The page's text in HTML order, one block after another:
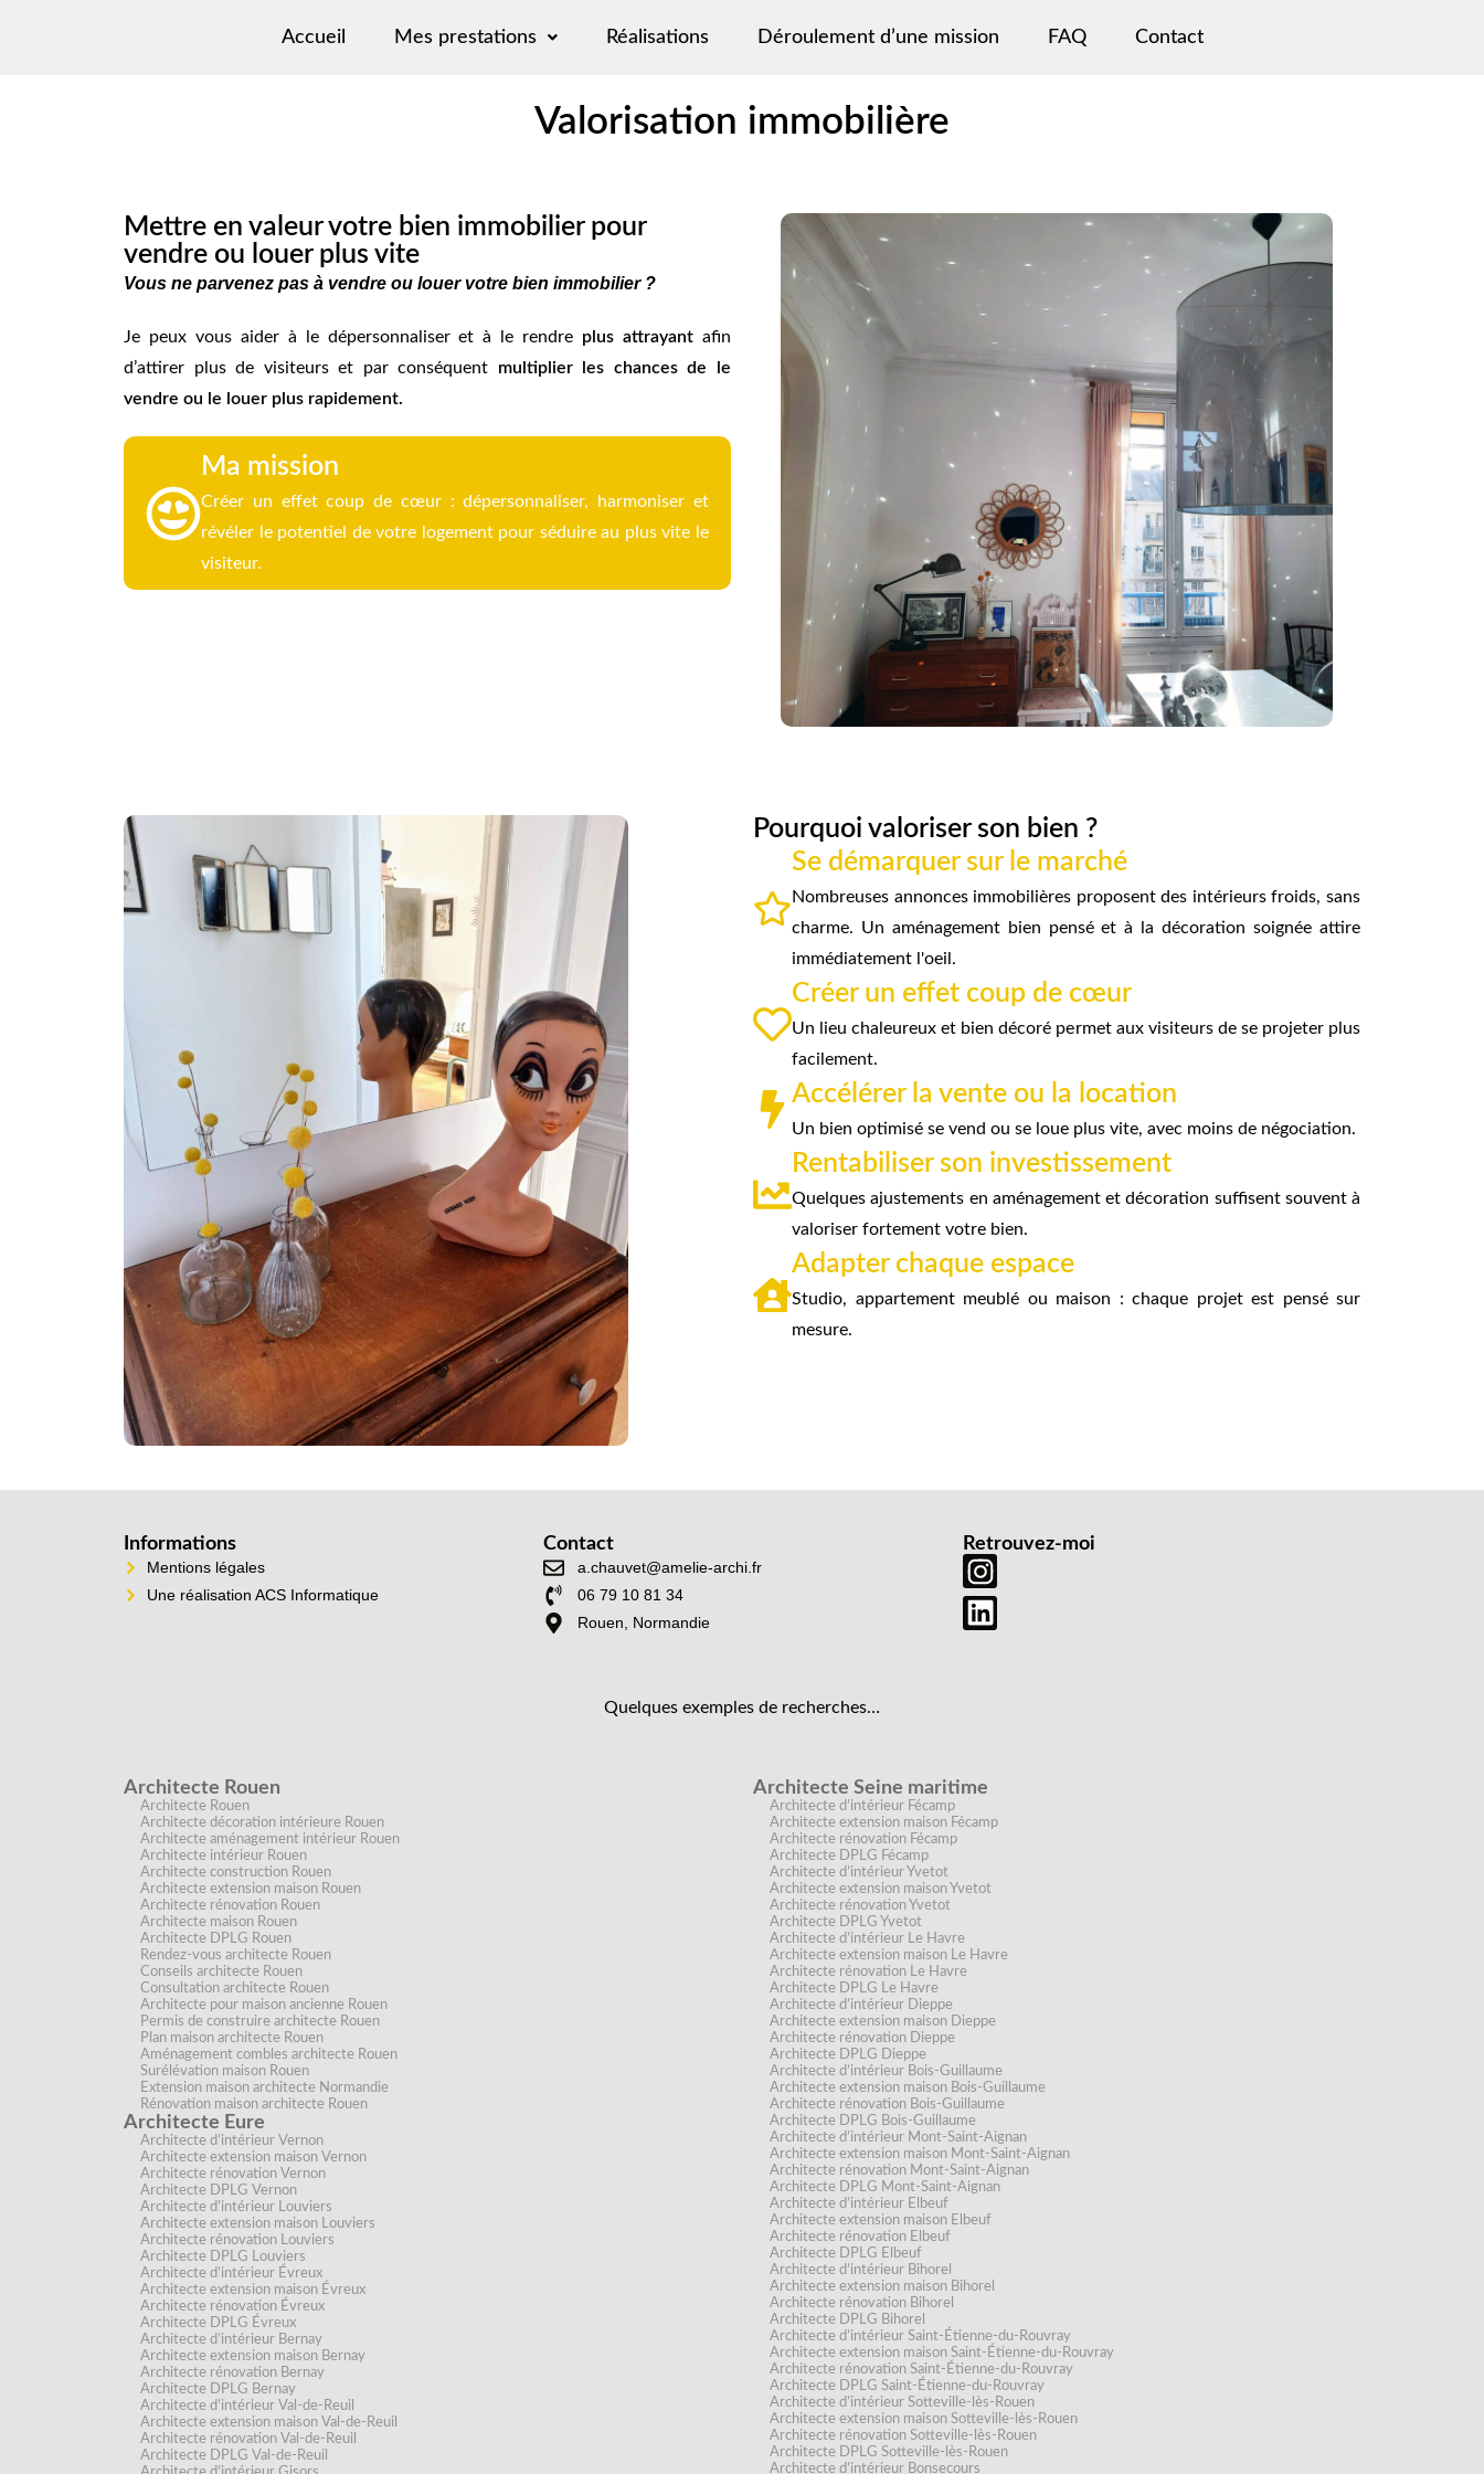
Accueil Mes prestations Réalisations Déroulement d’une mission FAQ Contact
Valorisation immobilière
Mettre en valeur votre bien immobilier pour
vendre ou louer plus vite
Vous ne parvenez pas à vendre ou louer votre bien immobilier ?
Je peux vous aider à le dépersonnaliser et à le rendre plus attrayant afin
d’attirer plus de visiteurs et par conséquent multiplier les chances de le
vendre ou le louer plus rapidement.
Ma mission
Créer un effet coup de cœur : dépersonnaliser, harmoniser et
révéler le potentiel de votre logement pour séduire au plus vite le
visiteur.
Pourquoi valoriser son bien ?
Se démarquer sur le marché
Nombreuses annonces immobilières proposent des intérieurs froids, sans
charme. Un aménagement bien pensé et à la décoration soignée attire
immédiatement l'oeil.
Créer un effet coup de cœur
Un lieu chaleureux et bien décoré permet aux visiteurs de se projeter plus
facilement.
Accélérer la vente ou la location
Un bien optimisé se vend ou se loue plus vite, avec moins de négociation.
Rentabiliser son investissement
Quelques ajustements en aménagement et décoration suffisent souvent à
valoriser fortement votre bien.
Adapter chaque espace
Studio, appartement meublé ou maison : chaque projet est pensé sur
mesure.
Informations
Mentions légales
Une réalisation ACS Informatique
Contact
a.chauvet@amelie-archi.fr
06 79 10 81 34
Rouen, Normandie
Retrouvez-moi
Quelques exemples de recherches…
Architecte Rouen
Architecte Rouen
Architecte décoration intérieure Rouen
Architecte aménagement intérieur Rouen
Architecte intérieur Rouen
Architecte construction Rouen
Architecte extension maison Rouen
Architecte rénovation Rouen
Architecte maison Rouen
Architecte DPLG Rouen
Rendez-vous architecte Rouen
Conseils architecte Rouen
Consultation architecte Rouen
Architecte pour maison ancienne Rouen
Permis de construire architecte Rouen
Plan maison architecte Rouen
Aménagement combles architecte Rouen
Surélévation maison Rouen
Extension maison architecte Normandie
Rénovation maison architecte Rouen
Architecte Eure
Architecte d’intérieur Vernon
Architecte extension maison Vernon
Architecte rénovation Vernon
Architecte DPLG Vernon
Architecte d’intérieur Louviers
Architecte extension maison Louviers
Architecte rénovation Louviers
Architecte DPLG Louviers
Architecte d’intérieur Évreux
Architecte extension maison Évreux
Architecte rénovation Évreux
Architecte DPLG Évreux
Architecte d’intérieur Bernay
Architecte extension maison Bernay
Architecte rénovation Bernay
Architecte DPLG Bernay
Architecte d’intérieur Val-de-Reuil
Architecte extension maison Val-de-Reuil
Architecte rénovation Val-de-Reuil
Architecte DPLG Val-de-Reuil
Architecte Seine maritime
Architecte d’intérieur Fécamp
Architecte extension maison Fécamp
Architecte rénovation Fécamp
Architecte DPLG Fécamp
Architecte d’intérieur Yvetot
Architecte extension maison Yvetot
Architecte rénovation Yvetot
Architecte DPLG Yvetot
Architecte d’intérieur Le Havre
Architecte extension maison Le Havre
Architecte rénovation Le Havre
Architecte DPLG Le Havre
Architecte d’intérieur Dieppe
Architecte extension maison Dieppe
Architecte rénovation Dieppe
Architecte DPLG Dieppe
Architecte d’intérieur Bois-Guillaume
Architecte extension maison Bois-Guillaume
Architecte rénovation Bois-Guillaume
Architecte DPLG Bois-Guillaume
Architecte d’intérieur Mont-Saint-Aignan
Architecte extension maison Mont-Saint-Aignan
Architecte rénovation Mont-Saint-Aignan
Architecte DPLG Mont-Saint-Aignan
Architecte d’intérieur Elbeuf
Architecte extension maison Elbeuf
Architecte rénovation Elbeuf
Architecte DPLG Elbeuf
Architecte d’intérieur Bihorel
Architecte extension maison Bihorel
Architecte rénovation Bihorel
Architecte DPLG Bihorel
Architecte d’intérieur Saint-Étienne-du-Rouvray
Architecte extension maison Saint-Étienne-du-Rouvray
Architecte rénovation Saint-Étienne-du-Rouvray
Architecte DPLG Saint-Étienne-du-Rouvray
Architecte d’intérieur Sotteville-lès-Rouen
Architecte extension maison Sotteville-lès-Rouen
Architecte rénovation Sotteville-lès-Rouen
Architecte DPLG Sotteville-lès-Rouen
Architecte d’intérieur Bonsecours